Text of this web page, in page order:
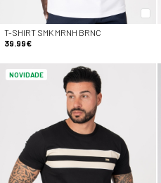
T-SHIRT SMK MRNH BRNC
39.99€
NOVIDADE